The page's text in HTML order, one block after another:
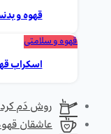
قهوه و
قهوه و سلامتی
اسکراب قهوه | 10 روش طرز تهیه
روش دَم
عاشقان